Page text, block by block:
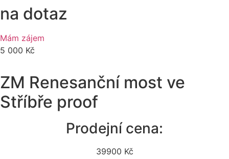
na dotaz
Mám zájem
5 000 Kč
ZM Renesanční most ve
Stříbře proof
Prodejní cena:
39900 Kč